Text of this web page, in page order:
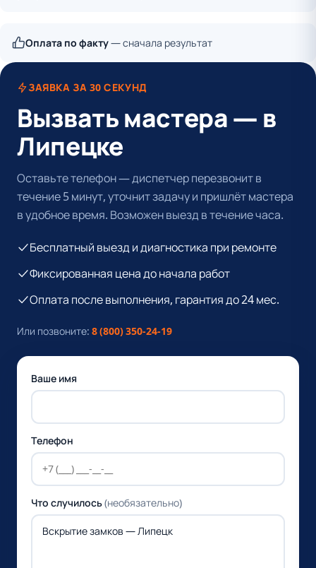
Оплата по факту— сначала результат
ЗАЯВКА ЗА 30 СЕКУНД
Вызвать мастера — в
Липецке
Оставьте телефон — диспетчер перезвонит в
течение 5 минут, уточнит задачу и пришлёт мастера
в удобное время. Возможен выезд в течение часа.
Бесплатный выезд и диагностика при ремонте
Фиксированная цена до начала работ
Оплата после выполнения, гарантия до 24 мес.
Или позвоните: 8 (800) 350-24-19
Ваше имя
Телефон
Что случилось(необязательно)